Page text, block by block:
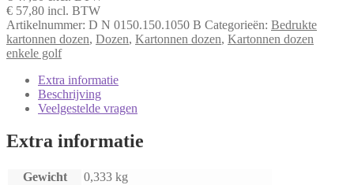
€ 57,80 incl. BTW
Artikelnummer: D N 0150.150.1050 B Categorieën: Bedrukte
kartonnen dozen, Dozen, Kartonnen dozen, Kartonnen dozen
enkele golf
Extra informatie
Beschrijving
Veelgestelde vragen
Extra informatie
Gewicht
0,333 kg